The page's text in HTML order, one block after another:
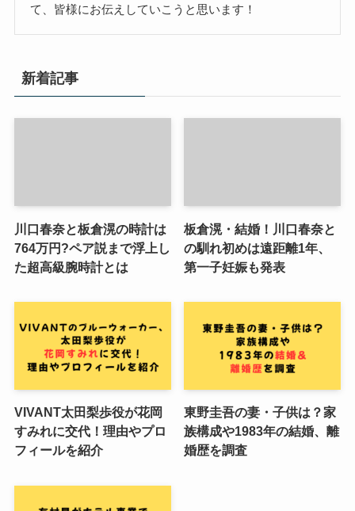
て、皆様にお伝えしていこうと思います！
新着記事
川口春奈と板倉滉の時計は
764万円?ペア説まで浮上し
た超高級腕時計とは
板倉滉・結婚！川口春奈と
の馴れ初めは遠距離1年、
第一子妊娠も発表
VIVANT太田梨歩役が花岡
すみれに交代！理由やプロ
フィールを紹介
東野圭吾の妻・子供は？家
族構成や1983年の結婚、離
婚歴を調査